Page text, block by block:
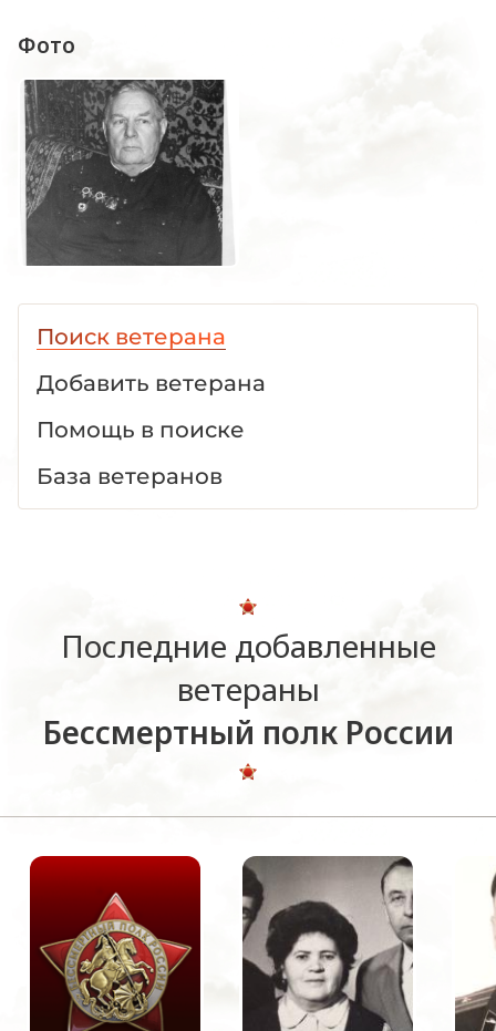
Фото
Поиск ветерана
Добавить ветерана
Помощь в поиске
База ветеранов
Последние добавленные
ветераны
Бессмертный полк России